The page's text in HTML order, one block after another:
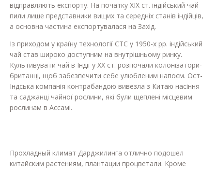
відправляють експорту. На початку ХІХ ст. індійський чай
пили лише представники вищих та середніх станів індійців,
а основна частина експортувалася на Захід.
Із приходом у країну технології СТС у 1950-х pp. індійський
чай став широко доступним на внутрішньому ринку.
Культивувати чай в Індії у ХХ ст. розпочали колонізатори-
британці, щоб забезпечити себе улюбленим напоєм. Ост-
Індська компанія контрабандою вивезла з Китаю насіння
та саджанці чайної рослини, які були щеплені місцевим
рослинам в Ассамі.
Прохладный климат Дарджилинга отлично подошел
китайским растениям, плантации процветали. Кроме